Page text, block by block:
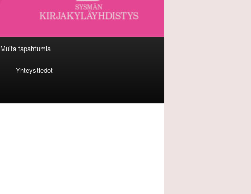
Muita tapahtumia
Yhteystiedot